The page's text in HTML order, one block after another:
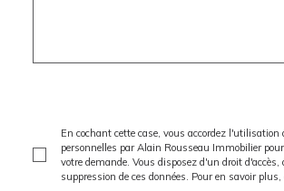
En cochant cette case, vous accordez l'utilisation
personnelles par Alain Rousseau Immobilier
votre demande. Vous disposez d'un droit d'accès,
suppression de ces données. Pour en savoir plus,